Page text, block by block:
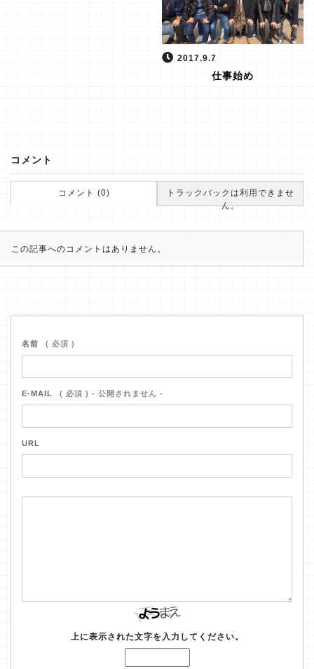
2017.9.7
仕事始め
コメント
コメント (0)
トラックバックは利用できませ
ん。
この記事へのコメントはありません。
名前 ( 必須 )
E-MAIL ( 必須 ) - 公開されません -
URL
上に表示された文字を入力してください。